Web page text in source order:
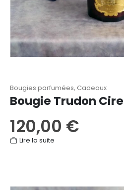
Bougies parfumées, Cadeaux
Bougie Trudon Cire
120,00 €
Lire la suite